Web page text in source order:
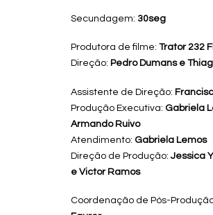
Secundagem: 30seg
Produtora de filme: Trator 232
Direção: Pedro Dumans e
Assistente de Direção:
Produção Executiva: Gabriela
Armando Ruivo
Atendimento: Gabriela Lemos
Direção de Produção:Jessica
e Victor Ramos
Coordenação de Pós-